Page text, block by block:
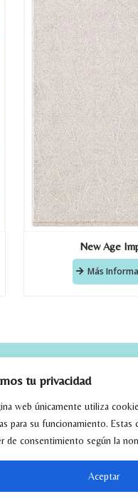
tu privacidad
web únicamente utiliza
para su funcionamiento.
de consentimiento según la
Aceptar
New Age
Más
alfombras kilim madrid